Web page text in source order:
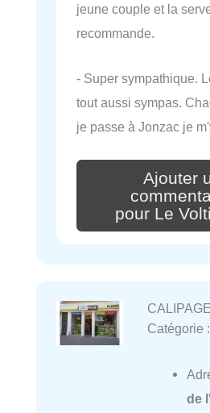
jeune couple et la
recommande.
- Super sympathique.
tout aussi sympas.
je passe à Jonzac je
Ajouter
pour Le
Catégorie :
de